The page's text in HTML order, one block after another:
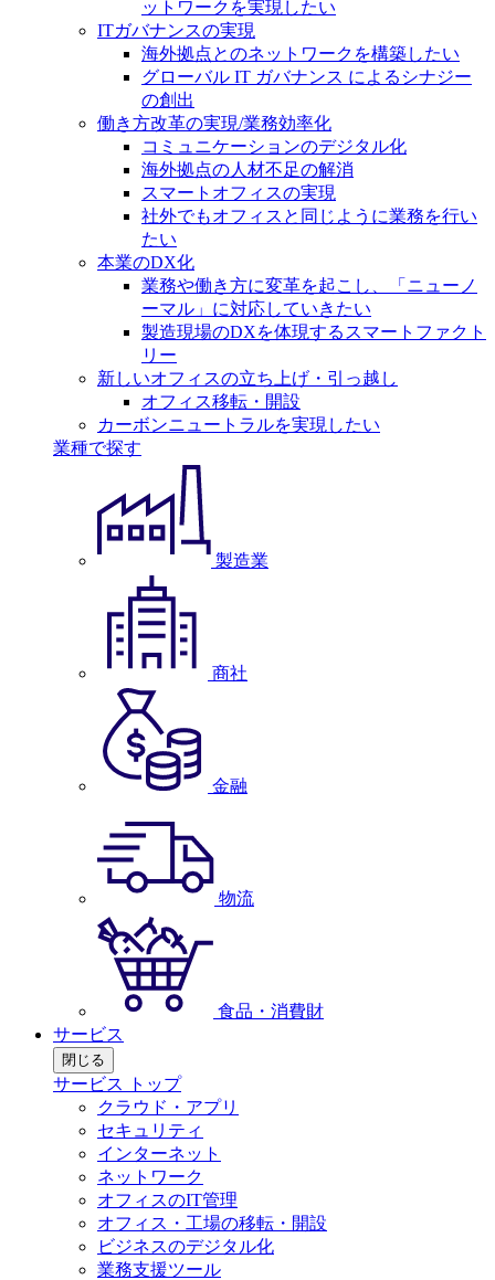
ットワークを実現したい
ITガバナンスの実現
海外拠点とのネットワークを構築したい
グローバル IT ガバナンス によるシナジー
の創出
働き方改革の実現/業務効率化
コミュニケーションのデジタル化
海外拠点の人材不足の解消
スマートオフィスの実現
社外でもオフィスと同じように業務を行い
たい
本業のDX化
業務や働き方に変革を起こし、「ニューノ
ーマル」に対応していきたい
製造現場のDXを体現するスマートファクト
リー
新しいオフィスの立ち上げ・引っ越し
オフィス移転・開設
カーボンニュートラルを実現したい
業種で探す
製造業
商社
金融
物流
食品・消費財
サービス
閉じる
サービス トップ
クラウド・アプリ
セキュリティ
インターネット
ネットワーク
オフィスのIT管理
オフィス・工場の移転・開設
ビジネスのデジタル化
業務支援ツール